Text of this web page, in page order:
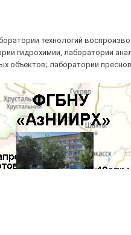
технологий
гидрохимии, лаборатории
объектов; лаборатории